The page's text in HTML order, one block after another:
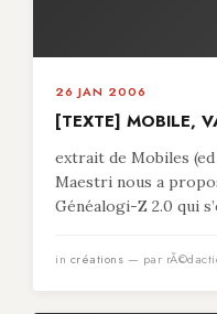
26 JAN 2006
[TEXTE] MOBILE,
extrait de Mobiles (ed
Maestri nous a
Généalogi-Z 2.0 qui
in créations — par